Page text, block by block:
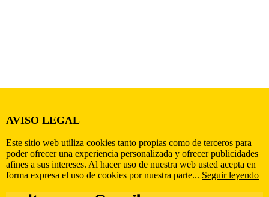
AVISO LEGAL
Este sitio web utiliza cookies tanto propias como de terceros para
poder ofrecer una experiencia personalizada y ofrecer publicidades
afines a sus intereses. Al hacer uso de nuestra web usted acepta en
forma expresa el uso de cookies por nuestra parte... Seguir leyendo